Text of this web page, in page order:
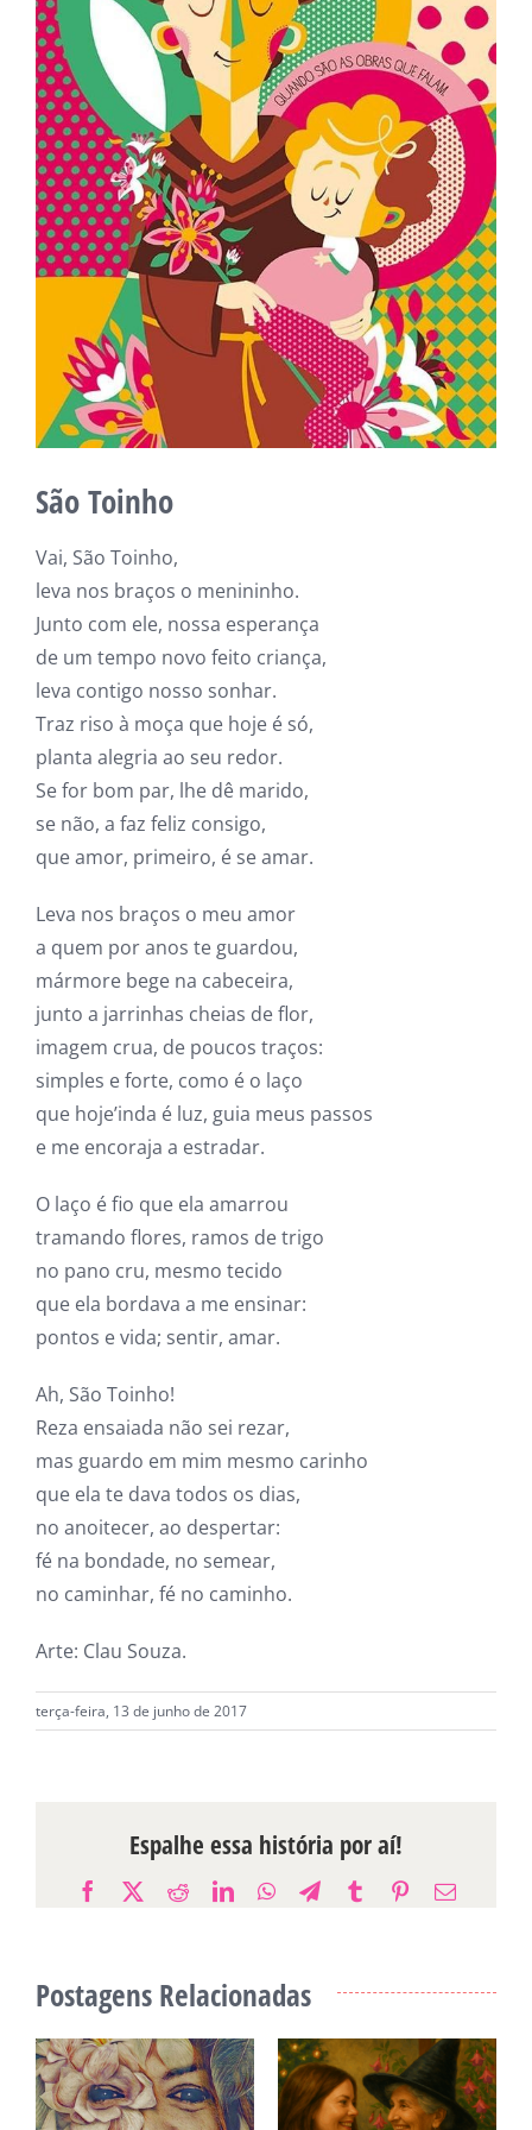
São Toinho
Vai, São Toinho,
leva nos braços o menininho.
Junto com ele, nossa esperança
de um tempo novo feito criança,
leva contigo nosso sonhar.
Traz riso à moça que hoje é só,
planta alegria ao seu redor.
Se for bom par, lhe dê marido,
se não, a faz feliz consigo,
que amor, primeiro, é se amar.
Leva nos braços o meu amor
a quem por anos te guardou,
mármore bege na cabeceira,
junto a jarrinhas cheias de flor,
imagem crua, de poucos traços:
simples e forte, como é o laço
que hoje’inda é luz, guia meus passos
e me encoraja a estradar.
O laço é fio que ela amarrou
tramando flores, ramos de trigo
no pano cru, mesmo tecido
que ela bordava a me ensinar:
pontos e vida; sentir, amar.
Ah, São Toinho!
Reza ensaiada não sei rezar,
mas guardo em mim mesmo carinho
que ela te dava todos os dias,
no anoitecer, ao despertar:
fé na bondade, no semear,
no caminhar, fé no caminho.
Arte: Clau Souza.
terça-feira, 13 de junho de 2017
Espalhe essa história por aí!
Facebook RedditLinkedInWhatsApp
Telegram
TumblrPinterest
E-
Postagens Relacionadas